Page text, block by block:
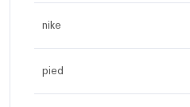
nike
pied